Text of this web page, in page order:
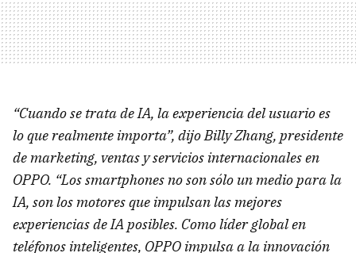
“Cuando se trata de IA, la experiencia del usuario es
lo que realmente importa”, dijo Billy Zhang, presidente
de marketing, ventas y servicios internacionales en
OPPO. “Los smartphones no son sólo un medio para la
IA, son los motores que impulsan las mejores
experiencias de IA posibles. Como líder global en
teléfonos inteligentes, OPPO impulsa a la innovación